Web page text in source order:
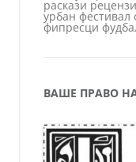
раскази
урбан фестивал
фипресци
ВАШЕ ПРАВО